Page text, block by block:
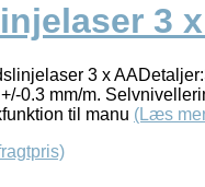
3
3 x
0.3 mm/m.
til manu (Læs